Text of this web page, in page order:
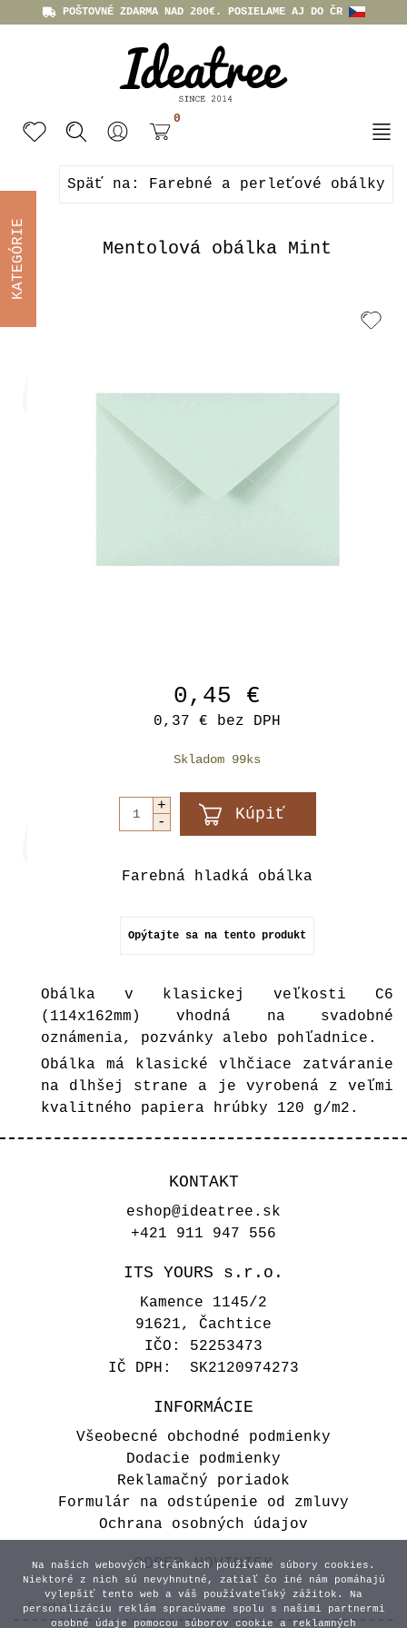
POŠTOVNÉ ZDARMA NAD 200€. POSIELAME AJ DO ČR
0
Späť na: Farebné a perleťové obálky
Mentolová obálka Mint
0,45 €
0,37 € bez DPH
Skladom 99ks
Farebná hladká obálka
Opýtajte sa na tento produkt
Obálka v klasickej veľkosti C6
(114x162mm) vhodná na svadobné
oznámenia, pozvánky alebo pohľadnice.
Obálka má klasické vlhčiace zatváranie
na dlhšej strane a je vyrobená z veľmi
kvalitného papiera hrúbky 120 g/m2.
KONTAKT
eshop@ideatree.sk
+421 911 947 556
ITS YOURS s.r.o.
Kamence 1145/2
91621, Čachtice
IČO: 52253473
IČ DPH: SK2120974273
INFORMÁCIE
Všeobecné obchodné podmienky
Dodacie podmienky
Reklamačný poriadok
Formulár na odstúpenie od zmluvy
Ochrana osobných údajov
ODBER NOVINIEK
KATEGÓRIE
Na našich webových stránkach používame súbory cookies.
Niektoré z nich sú nevyhnutné, zatiaľ čo iné nám pomáhajú
vylepšiť tento web a váš používateľský zážitok. Na
personalizáciu reklám spracúvame spolu s našimi partnermi
osobné údaje pomocou súborov cookie a reklamných